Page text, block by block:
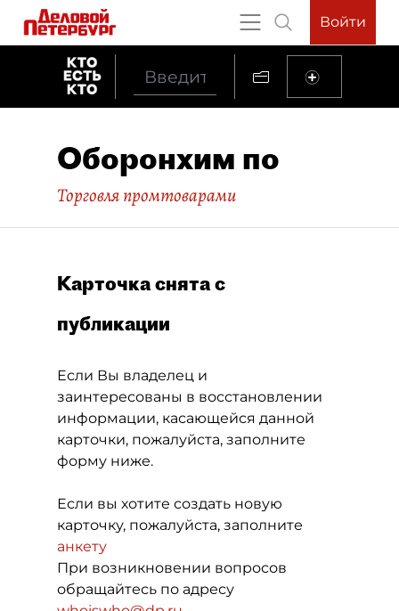
Войти
Оборонхим по
Торговля промтоварами
Карточка снята с
публикации
Если Вы владелец и
заинтересованы в восстановлении
информации, касающейся данной
карточки, пожалуйста, заполните
форму ниже.
Если вы хотите создать новую
карточку, пожалуйста, заполните
анкету
При возникновении вопросов
обращайтесь по адресу